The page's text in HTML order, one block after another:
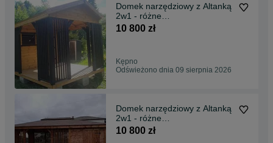
Domek narzędziowy z Altanką
2w1 - różne
rozmiary/Altana/Wiata/Garaż
10 800 zł
Kępno
Odświeżono dnia 09 sierpnia 2026
Domek narzędziowy z Altanką
2w1 - różne
rozmiary/Altana/Wiata/Garaż
10 800 zł